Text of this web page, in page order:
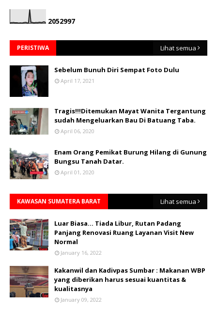
2052997
PERISTIWA Lihat semua
Sebelum Bunuh Diri Sempat Foto Dulu
April 17, 2021
Tragis!!!Ditemukan Mayat Wanita Tergantung
sudah Mengeluarkan Bau Di Batuang Taba.
April 06, 2020
Enam Orang Pemikat Burung Hilang di Gunung
Bungsu Tanah Datar.
April 01, 2020
KAWASAN SUMATERA BARAT Lihat semua
Luar Biasa... Tiada Libur, Rutan Padang
Panjang Renovasi Ruang Layanan Visit New
Normal
January 16, 2022
Kakanwil dan Kadivpas Sumbar : Makanan WBP
yang diberikan harus sesuai kuantitas &
kualitasnya
January 09, 2022